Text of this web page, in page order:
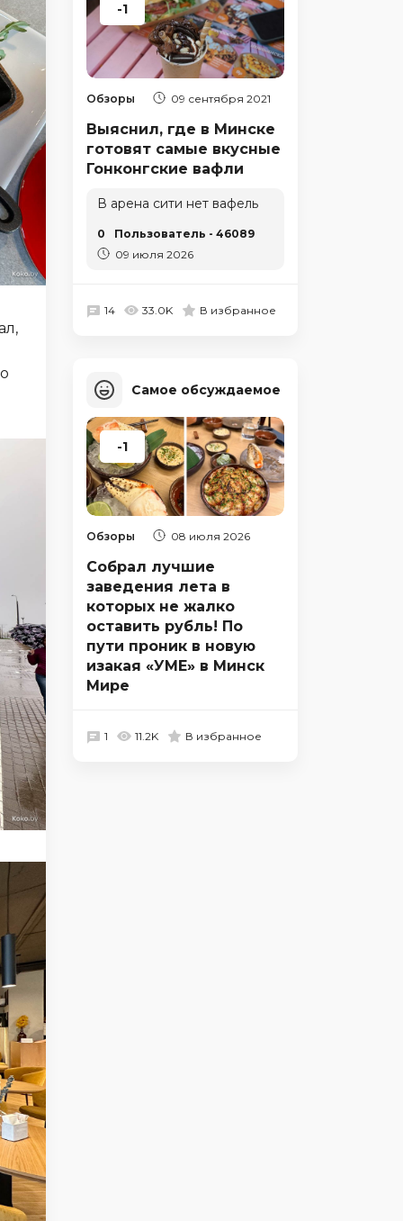
-1
Обзоры 09 сентября 2021
Выяснил, где в Минске
готовят самые вкусные
Гонконгские вафли
В арена сити нет вафель
0
Пользователь - 46089
09 июля 2026
14 33.0K В избранное
Самое обсуждаемое
-1
Обзоры 08 июля 2026
Собрал лучшие
заведения лета в
которых не жалко
оставить рубль! По
пути проник в новую
изакая «УМЕ» в Минск
Мире
1 11.2K В избранное